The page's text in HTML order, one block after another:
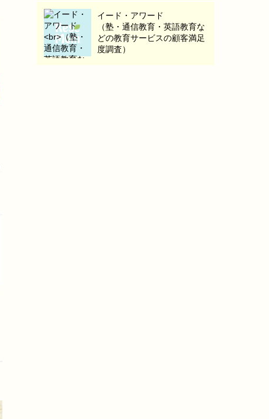
イード・アワード
（塾・通信教育・英語教育な
どの教育サービスの顧客満足
度調査）